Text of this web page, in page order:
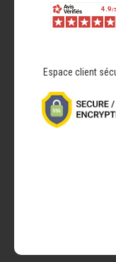
Espace client